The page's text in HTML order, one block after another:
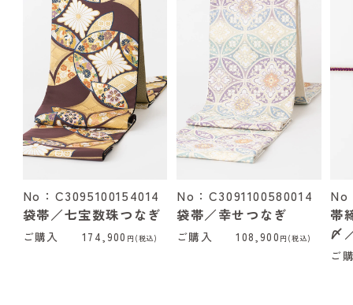
No：C3095100154014
袋帯／七宝数珠つなぎ
ご購入 174,900 円(税込)
No：C3091100580014
袋帯／幸せつなぎ
ご購入 108,900 円(税込)
No
帯
〆
ご